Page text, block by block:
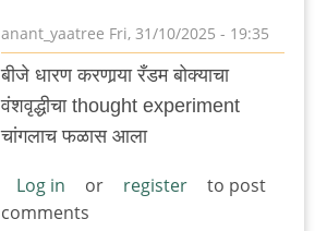
anant_yaatree Fri, 31/10/2025 - 19:35
In
reply
to
by
'न'वी
बीजे धारण करणार्‍या रँडम बोक्याचा
वंशवृद्धीचा thought experiment
चांगलाच फळास आला
Log in or register
to post
comments